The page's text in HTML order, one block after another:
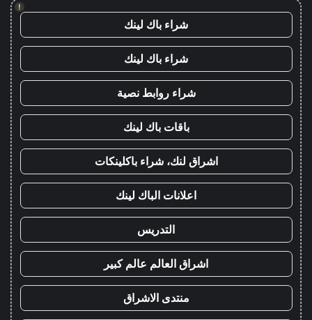
!
شراء باك لينك
شراء باك لينك
شراء روابط نصية
باقات باك لينك
اشراق لنك، شراء باكلينكات
اعلانات الباك لينك
التدريس
اشراق العالم عالم كبير
منتدى الاشراق